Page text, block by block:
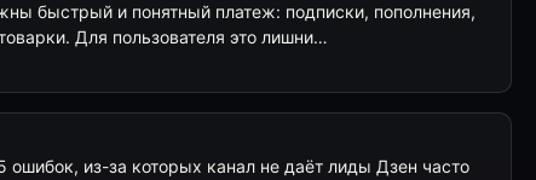
быстрый и понятный платеж: подписки, пополнения,
Для пользователя это лишни…
ошибок, из-за которых канал не даёт лиды Дзен часто